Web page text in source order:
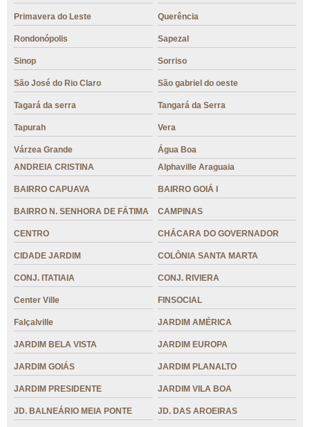
Primavera do Leste Querência
Rondonópolis Sapezal
Sinop Sorriso
São José do Rio Claro São gabriel do oeste
Tagará da serra Tangará da Serra
Tapurah Vera
Várzea Grande
Água Boa
ANDREIA CRISTINA
Alphaville Araguaia
BAIRRO CAPUAVA BAIRRO GOIÁ I
BAIRRO N. SENHORA DE FÁTIMA CAMPINAS
CENTRO CHÁCARA DO GOVERNADOR
CIDADE JARDIM COLÔNIA SANTA MARTA
CONJ. ITATIAIA CONJ. RIVIERA
Center Ville FINSOCIAL
Falçalville JARDIM AMÉRICA
JARDIM BELA VISTA JARDIM EUROPA
JARDIM GOIÁS JARDIM PLANALTO
JARDIM PRESIDENTE JARDIM VILA BOA
JD. BALNEÁRIO MEIA PONTE JD. DAS AROEIRAS